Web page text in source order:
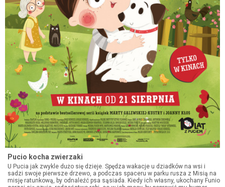
Pucio kocha zwierzaki
U Pucia jak zwykle dużo się dzieje. Spędza wakacje u dziadków na wsi i
sadzi swoje pierwsze drzewo, a podczas spaceru w parku rusza z Misią na
misję ratunkową, by odnaleźć psa sąsiada. Kiedy ich własny, ukochany Funio